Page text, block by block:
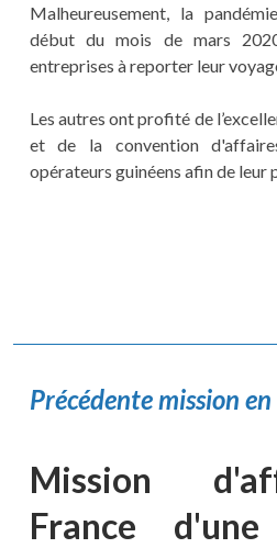
Malheureusement, la
début du mois de mars
entreprises à reporter leur
Les autres ont profité de
et de la convention
opérateurs guinéens afin de leur
Précédente mission
Mission
France d'une